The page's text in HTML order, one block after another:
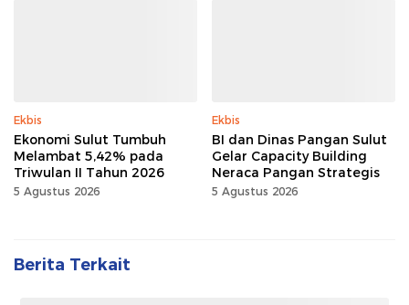
Ekbis
Ekonomi Sulut Tumbuh
Melambat 5,42% pada
Triwulan II Tahun 2026
5 Agustus 2026
Ekbis
BI dan Dinas Pangan Sulut
Gelar Capacity Building
Neraca Pangan Strategis
5 Agustus 2026
Berita Terkait